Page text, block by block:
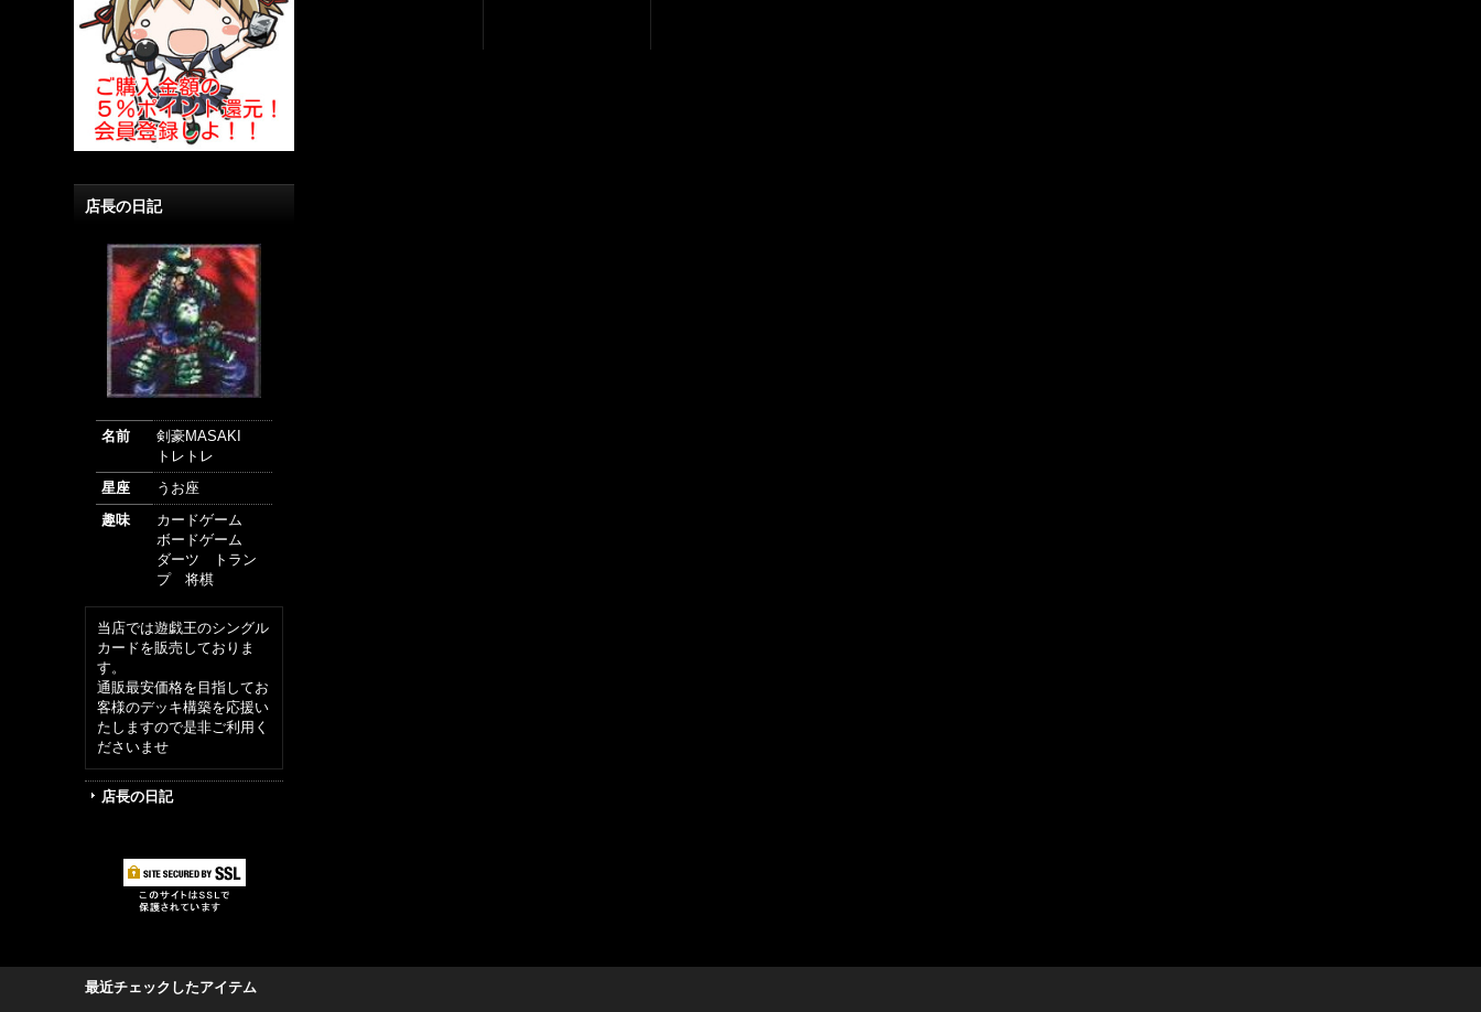
店長の日記
名前
剣豪MASAKI
トレトレ
星座
うお座
趣味
カードゲーム
ボードゲーム
ダーツ トラン
プ 将棋
当店では遊戯王のシングル
カードを販売しておりま
す。
通販最安価格を目指してお
客様のデッキ構築を応援い
たしますので是非ご利用く
ださいませ
店長の日記
最近チェックしたアイテム